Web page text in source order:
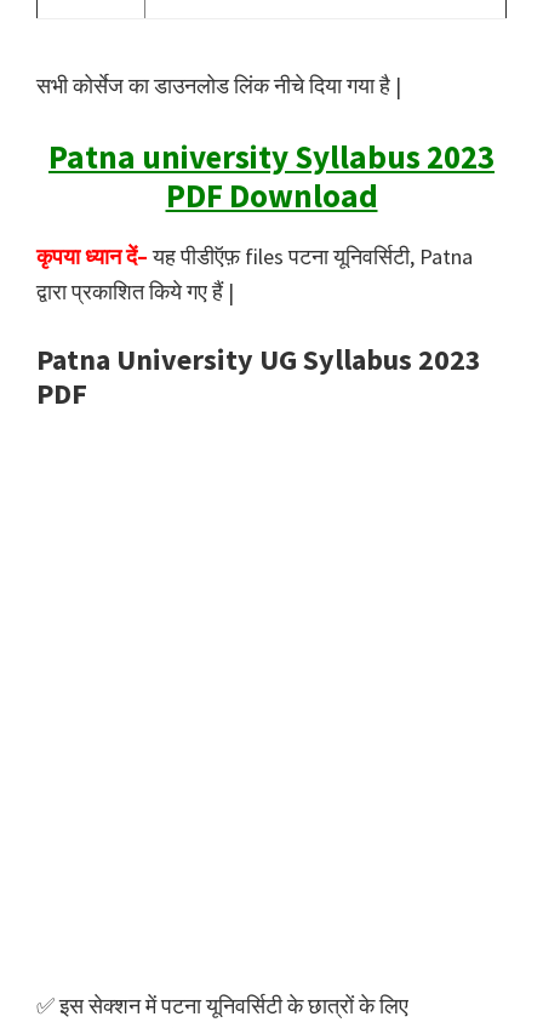
सभी कोर्सेज का डाउनलोड लिंक नीचे दिया गया है |
Patna university Syllabus 2023
PDF Download
कृपया ध्यान दें– यह पीडीऍफ़ files पटना यूनिवर्सिटी, Patna
द्वारा प्रकाशित किये गए हैं |
Patna University UG Syllabus 2023
PDF
✅ इस सेक्शन में पटना यूनिवर्सिटी के छात्रों के लिए